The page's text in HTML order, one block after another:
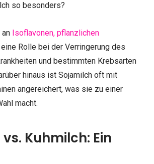
so besonders?
Isoflavonen, pflanzlichen
Rolle bei der Verringerung des
und bestimmten Krebsarten
hinaus ist Sojamilch oft mit
angereichert, was sie zu einer
macht.
Kuhmilch: Ein